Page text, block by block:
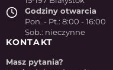
Godziny otwarcia
Pon. - Pt.: 8:00 - 16:00
Sob.: nieczynne
KONTAKT
Masz pytania?